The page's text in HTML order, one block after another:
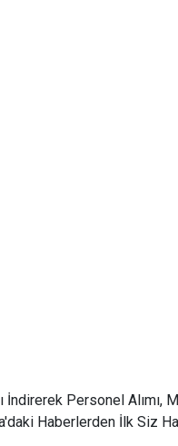
İndirerek Personel Alımı,
Haberlerden İlk Siz